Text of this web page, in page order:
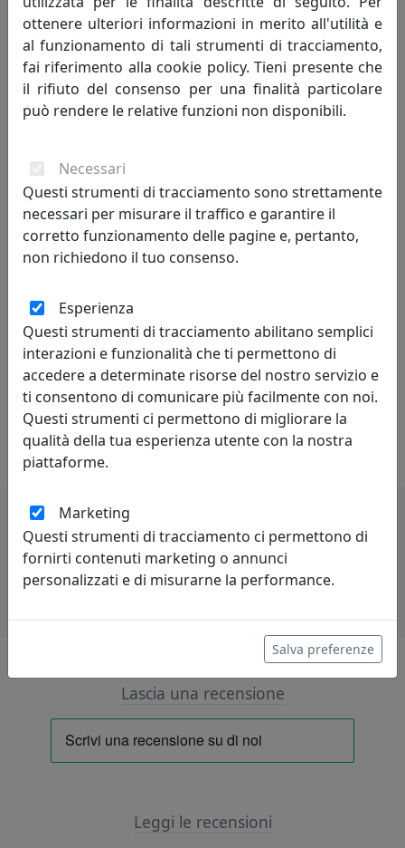
creativa, l’abilità tecnica e manuale si
danno appuntamento e dal loro incontro
nascono le creazioni Arti e Mestieri. Un
processo lineare quanto sofisticato che accompagna la
realizzazione di oggetti in metallo dai profili essenziali e
dalle forme leggere, frutto di un lavoro di ricerca e
Bellezza e funzionalità, i due poli che danno vita a ogni
pezzo. Due elementi talvolta opposti ma conciliabili
grazie a quel mix di stile e capacità tecnica che
costituisce il tratto distintivo del nostro marchio.
inaspettati. La creatività di Massimo Tani, depositario
dello spirito creativo che anima da anni Arti e Mestieri,
si alimenta di atmosfere e dettagli ludici, talvolta
spiazzanti. Accanto a lui Francesco Adriano Pizzi, che da
oltre vent’anni porta il proprio punto di vista nella
progettazione di ogni pezzo, aggiungendo una visione
personale e raffinata a ogni collezione.
Potrebbero interessarti
Lascia una recensione
Leggi le recensioni
ottenere ulteriori informazioni in merito all'utilità e
al funzionamento di tali strumenti di tracciamento,
fai riferimento alla cookie policy. Tieni presente che
il rifiuto del consenso per una finalità particolare
può rendere le relative funzioni non disponibili.
Necessari
Questi strumenti di tracciamento sono strettamente
necessari per misurare il traffico e garantire il
corretto funzionamento delle pagine e, pertanto,
non richiedono il tuo consenso.
Esperienza
Questi strumenti di tracciamento abilitano semplici
interazioni e funzionalità che ti permettono di
accedere a determinate risorse del nostro servizio e
ti consentono di comunicare più facilmente con noi.
Questi strumenti ci permettono di migliorare la
qualità della tua esperienza utente con la nostra
piattaforme.
Marketing
Questi strumenti di tracciamento ci permettono di
fornirti contenuti marketing o annunci
personalizzati e di misurarne la performance.
Salva preferenze